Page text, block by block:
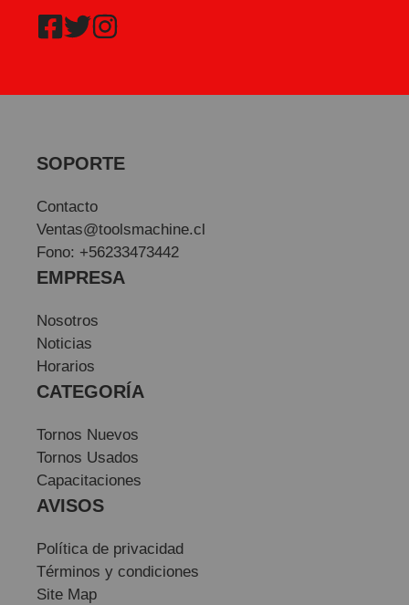
SOPORTE
Contacto
Ventas@toolsmachine.cl
Fono: +56233473442
EMPRESA
Nosotros
Noticias
Horarios
CATEGORÍA
Tornos Nuevos
Tornos Usados
Capacitaciones
AVISOS
Política de privacidad
Términos y condiciones
Site Map